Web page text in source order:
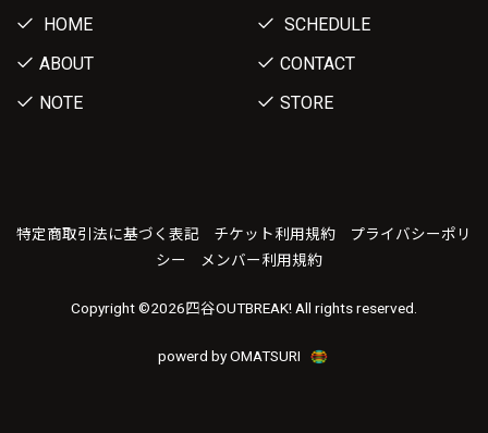
HOME
SCHEDULE
ABOUT
CONTACT
NOTE
STORE
特定商取引法に基づく表記 チケット利用規約
プライバシーポリ
シー
メンバー利用規約
Copyright ©2026四谷OUTBREAK! All rights reserved.
powerd by OMATSURI